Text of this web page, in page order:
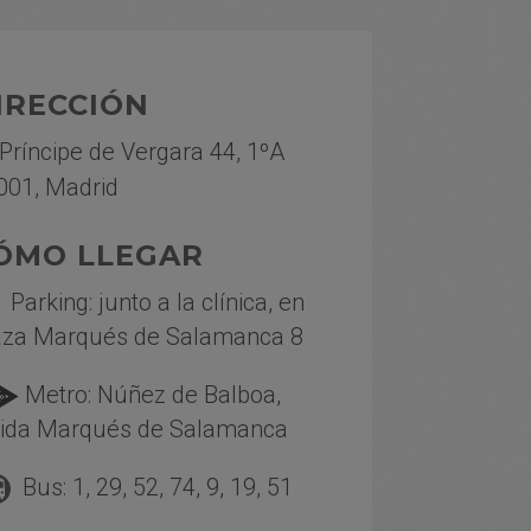
de Vergara 44, 1ºA
Madrid
LLEGAR
Parking: junto a la clínica, en
Marqués de Salamanca 8
Metro: Núñez de Balboa,
Marqués de Salamanca
Bus: 1, 29, 52, 74, 9, 19, 51